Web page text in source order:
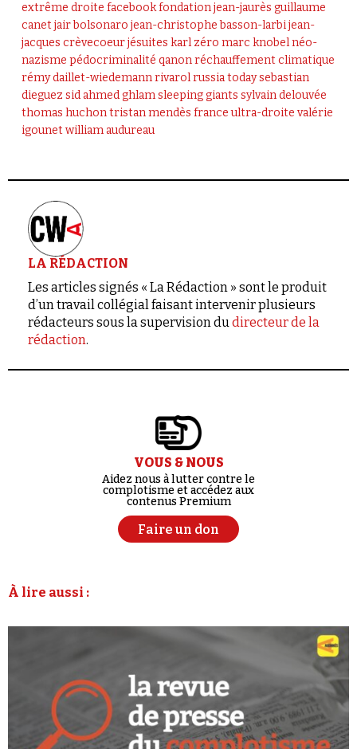
extrême droite facebookfondation jean-jaurès guillaume
canetjair bolsonaro jean-christophe basson-larbijean-
jacques crèvecoeurjésuites karl zéro marc knobelnéo-
nazisme pédocriminalité qanonréchauffement climatique
rémy daillet-wiedemannrivarolrussia todaysebastian
dieguez sid ahmed ghlamsleeping giants sylvain delouvée
thomas huchontristan mendès france ultra-droite valérie
igounetwilliam audureau
LA RÉDACTION
Les articles signés « La Rédaction » sont le produit
d’un travail collégial faisant intervenir plusieurs
rédacteurs sous la supervision dudirecteur de la
rédaction.
VOUS & NOUS
Aidez nous à lutter contre le
complotisme et accédez aux
contenus Premium
Faire un don
À lire aussi :